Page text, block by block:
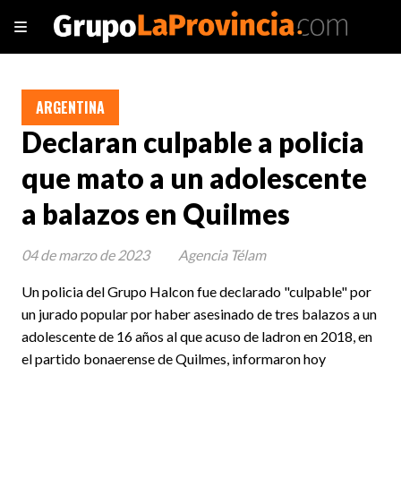
Declaran culpable a policia
que mato a un adolescente
a balazos en Quilmes
Un policia del Grupo Halcon fue declarado "culpable" por
un jurado popular por haber asesinado de tres balazos a un
adolescente de 16 años al que acuso de ladron en 2018, en
el partido bonaerense de Quilmes, informaron hoy
ARGENTINA
04 de marzo de 2023 Agencia Télam